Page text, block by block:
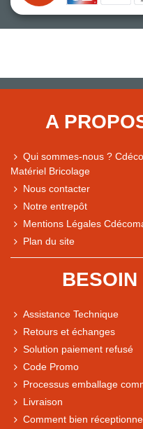
Comparaison des
A
Qui sommes-nous ?
Matériel Bricolage
Nous contacter
Notre entrepôt
Mentions Légales
Plan du site
Assistance Technique
Retours et échanges
Solution paiement refusé
Code Promo
Processus emballage
Livraison
Comment bien